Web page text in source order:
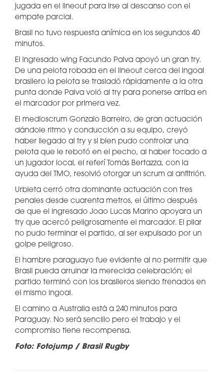
jugada en el lineout para irse al descanso con el
empate parcial.
Brasil no tuvo respuesta anímica en los segundos 40
minutos.
El ingresado wing Facundo Paiva apoyó un gran try.
De una pelota robada en el lineout cerca del ingoal
brasilero la pelota se trasladó rápidamente a la otra
punta donde Paiva voló al try para ponerse arriba en
el marcador por primera vez.
El medioscrum Gonzalo Barreiro, de gran actuación
dándole ritmo y conducción a su equipo, creyó
haber llegado al try y si bien pudo controlar una
pelota que le rebotó en el pecho, al haber tocado a
un jugador local, el referí Tomás Bertazza, con la
ayuda del TMO, resolvió otorgar un scrum al anfitrión.
Urbieta cerró otra dominante actuación con tres
penales desde cuarenta metros, el último después
de que el ingresado Joao Lucas Marino apoyara un
try que acercó peligrosamente el marcador. El pilar
no pudo terminar el partido, al ser expulsado por un
golpe peligroso.
El hambre paraguayo fue evidente al no permitir que
Brasil pueda arruinar la merecida celebración; el
partido terminó con los brasileros siendo frenados en
el mismo ingoal.
El camino a Australia está a 240 minutos para
Paraguay. No será sencillo pero el trabajo y el
compromiso tiene recompensa.
Foto: Fotojump / Brasil Rugby